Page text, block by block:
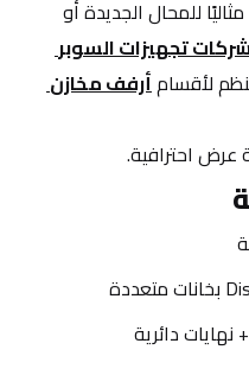
شركات تجهيزات السوبر
لأقسام
أرفف مخازن
عرض احترافية.